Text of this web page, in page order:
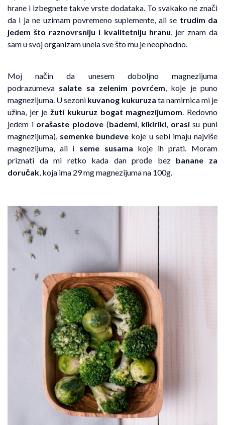
hrane i izbegnete takve vrste dodataka. To svakako ne znači
da i ja ne uzimam povremeno suplemente, ali se trudim da
jedem što raznovrsniju i kvalitetniju hranu, jer znam da
sam u svoj organizam unela sve što mu je neophodno.
Moj način da unesem doboljno magnezijuma
podrazumeva salate sa zelenim povrćem, koje je puno
magnezijuma. U sezoni kuvanog kukuruza ta namirnica mi je
užina, jer ježuti kukuruz bogat magnezijumom. Redovno
jedem i orašaste plodove(bademi, kikiriki, orasisu puni
magnezijuma), semenke bundeve koje u sebi imaju najviše
magnezijuma, ali i seme susama koje ih prati. Moram
priznati da mi retko kada dan prođe bez banane za
doručak, koja ima 29 mg magnezijuma na 100g.